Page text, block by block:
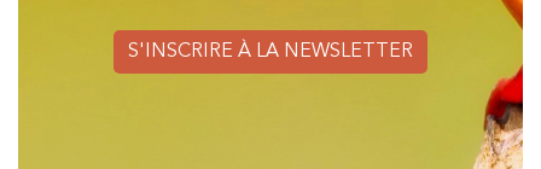
S'INSCRIRE À LA NEWSLETTER